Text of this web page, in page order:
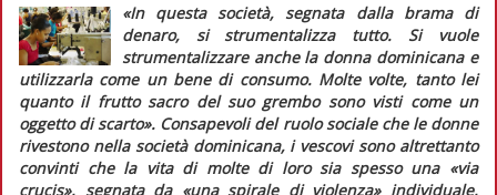
«In questa società, segnata dalla brama di
denaro, si strumentalizza tutto. Si vuole
strumentalizzare anche la donna dominicana e
utilizzarla come un bene di consumo. Molte volte, tanto lei
quanto il frutto sacro del suo grembo sono visti come un
oggetto di scarto». Consapevoli del ruolo sociale che le donne
rivestono nella società dominicana, i vescovi sono altrettanto
convinti che la vita di molte di loro sia spesso una «via
crucis», segnata da «una spirale di violenza»individuale,